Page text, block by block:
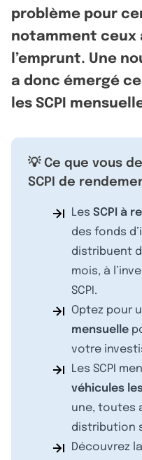
problème pour
notamment ceux
l’emprunt. Une
a donc émergé
les SCPI
💡 Ce que vous
SCPI de
Les SCPI à
des fonds
distribuent
mois, à
SCPI.
Optez pour
mensuelle
votre
Les SCPI
véhicules
une, toutes
distribution
Découvrez la